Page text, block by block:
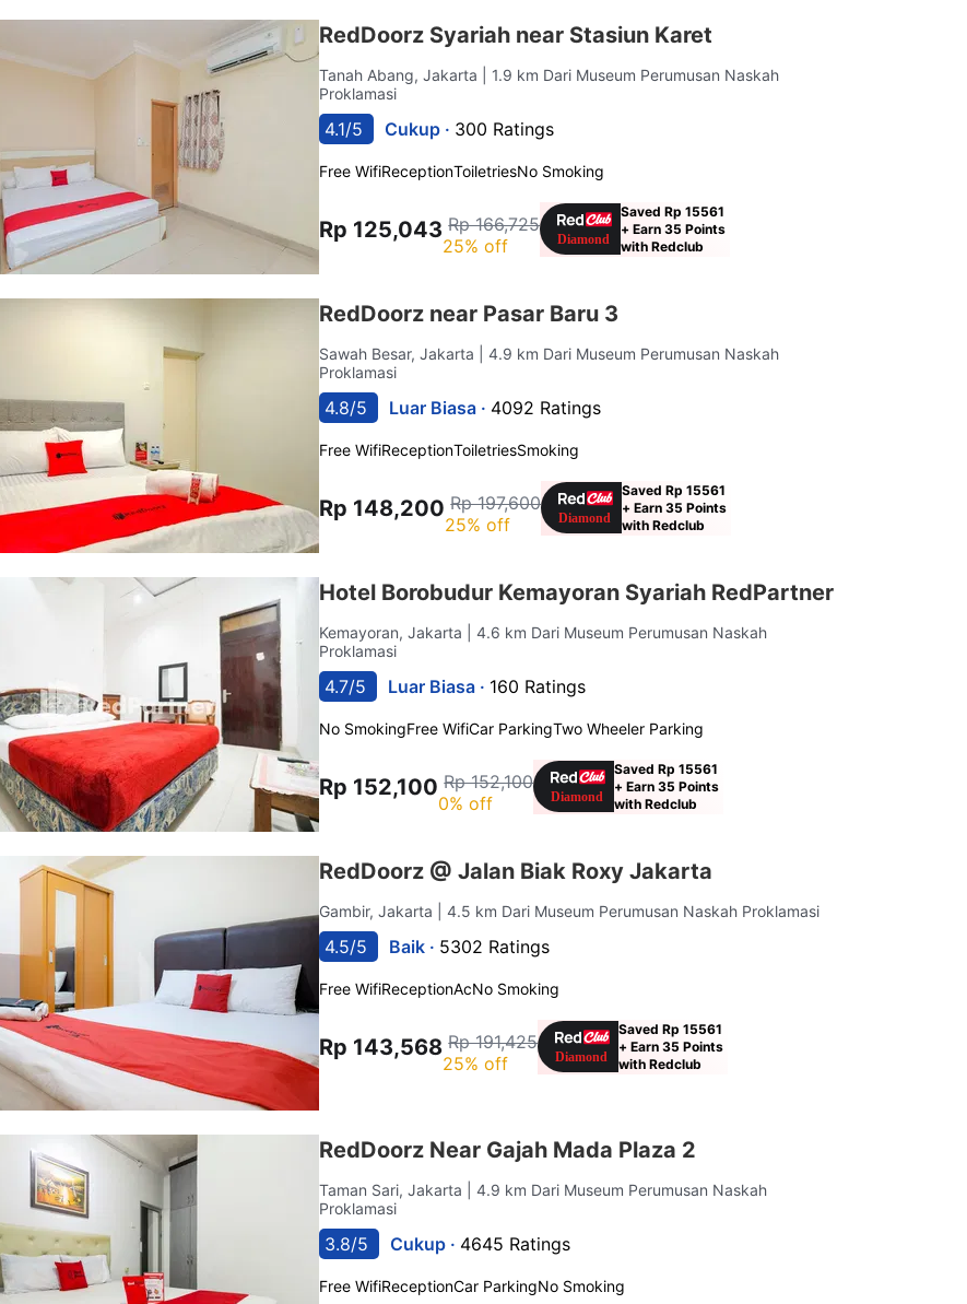
RedDoorz Syariah near Stasiun Karet
Tanah Abang, Jakarta
| 1.9 km Dari Museum Perumusan Naskah
Proklamasi
4.1/5 Cukup · 300 Ratings
Free WifiReceptionToiletriesNo Smoking
Rp 125,043 Rp 166,725
25% off
Saved Rp 15561
+ Earn 35 Points
with Redclub
RedDoorz near Pasar Baru 3
Sawah Besar, Jakarta
| 4.9 km Dari Museum Perumusan Naskah
Proklamasi
4.8/5 Luar Biasa · 4092 Ratings
Free WifiReceptionToiletriesSmoking
Rp 148,200 Rp 197,600
25% off
Saved Rp 15561
+ Earn 35 Points
with Redclub
Hotel Borobudur Kemayoran Syariah RedPartner
Kemayoran, Jakarta
| 4.6 km Dari Museum Perumusan Naskah
Proklamasi
4.7/5 Luar Biasa · 160 Ratings
No SmokingFree WifiCar ParkingTwo Wheeler Parking
Rp 152,100 Rp 152,100
0% off
Saved Rp 15561
+ Earn 35 Points
with Redclub
RedDoorz @ Jalan Biak Roxy Jakarta
Gambir, Jakarta | 4.5 km Dari Museum Perumusan Naskah Proklamasi
4.5/5 Baik · 5302 Ratings
Free WifiReceptionAcNo Smoking
Rp 143,568 Rp 191,425
25% off
Saved Rp 15561
+ Earn 35 Points
with Redclub
RedDoorz Near Gajah Mada Plaza 2
Taman Sari, Jakarta
| 4.9 km Dari Museum Perumusan Naskah
Proklamasi
3.8/5 Cukup · 4645 Ratings
Free WifiReceptionCar ParkingNo Smoking